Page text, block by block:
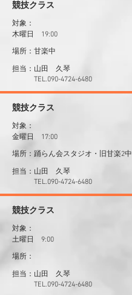
​競技クラス
対象：
木曜日 19:00
場所：甘楽中
​担当： 山田 久琴
​ TEL.090-4724-6480
​競技クラス
対象：
金曜日 17:00
場所：踊らん会スタジオ・旧甘楽2中
​担当： 山田 久琴
​ TEL.090-4724-6480
​競技クラス
対象：
土曜日 9:00
場所：
​担当： 山田 久琴
​ TEL.090-4724-6480